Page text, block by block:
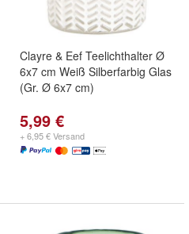
Clayre & Eef Teelichthalter Ø
6x7 cm Weiß Silberfarbig Glas
(Gr. Ø 6x7 cm)
5,99 €
+ 6,95 € Versand